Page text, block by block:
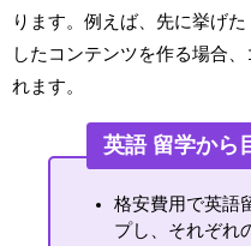
ります。例えば、先に挙げ
したコンテンツを作る場合
れます。
英語 留学から
格安費用で英語
プし、それぞれ